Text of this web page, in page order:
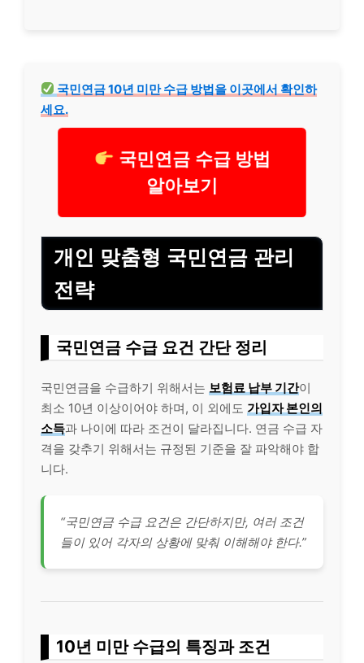
국민연금 10년 미만 수급 방법을 이곳에서 확인하
세요.
국민연금 수급 방법
알아보기
개인 맞춤형 국민연금 관리
전략
국민연금 수급 요건 간단 정리
국민연금을 수급하기 위해서는 보험료 납부 기간이
최소 10년 이상이어야 하며, 이 외에도 가입자 본인의
소득과 나이에 따라 조건이 달라집니다. 연금 수급 자
격을 갖추기 위해서는 규정된 기준을 잘 파악해야 합
니다.
“국민연금 수급 요건은 간단하지만, 여러 조건
들이 있어 각자의 상황에 맞춰 이해해야 한다.”
10년 미만 수급의 특징과 조건